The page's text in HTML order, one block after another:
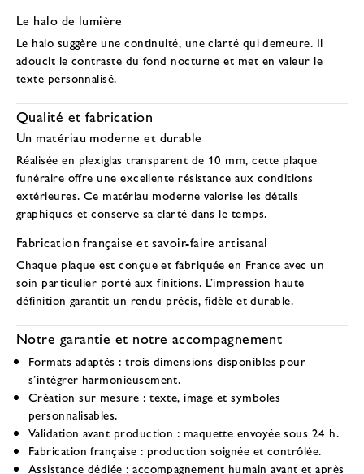
Le halo de lumière
Le halo suggère une continuité, une clarté qui demeure. Il
adoucit le contraste du fond nocturne et met en valeur le
texte personnalisé.
Qualité et fabrication
Un matériau moderne et durable
Réalisée en plexiglas transparent de 10 mm, cette plaque
funéraire offre une excellente résistance aux conditions
extérieures. Ce matériau moderne valorise les détails
graphiques et conserve sa clarté dans le temps.
Fabrication française et savoir-faire artisanal
Chaque plaque est conçue et fabriquée en France avec un
soin particulier porté aux finitions. L’impression haute
définition garantit un rendu précis, fidèle et durable.
Notre garantie et notre accompagnement
Formats adaptés : trois dimensions disponibles pour
s’intégrer harmonieusement.
Création sur mesure : texte, image et symboles
personnalisables.
Validation avant production : maquette envoyée sous 24 h.
Fabrication française : production soignée et contrôlée.
Assistance dédiée : accompagnement humain avant et après